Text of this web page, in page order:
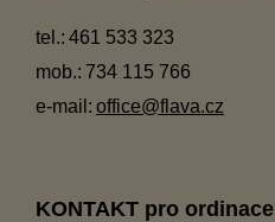
tel.: 461 533 323
mob.: 734 115 766
e-mail: office@flava.cz
KONTAKT pro ordinace